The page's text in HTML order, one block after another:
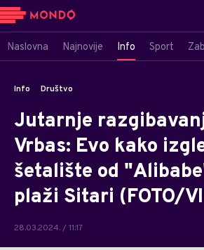
Naslovna Najnovije Info Sport
Info Društvo
Jutarnje
Vrbas: Evo kako
šetalište od
plaži Sitari (FOTO/
28.03.2024. / 11:17